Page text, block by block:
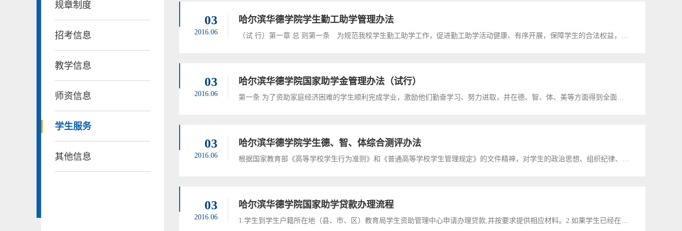
规章制度
招考信息
教学信息
师资信息
学生服务
其他信息
03
2016.06
哈尔滨华德学院学生勤工助学管理办法
03
2016.06
哈尔滨华德学院国家助学金管理办法（试行）
03
2016.06
哈尔滨华德学院学生德、智、体综合测评办法
03
2016.06
哈尔滨华德学院国家助学贷款办理流程